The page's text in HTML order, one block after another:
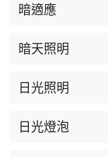
暗適應
暗天照明
日光照明
日光燈泡